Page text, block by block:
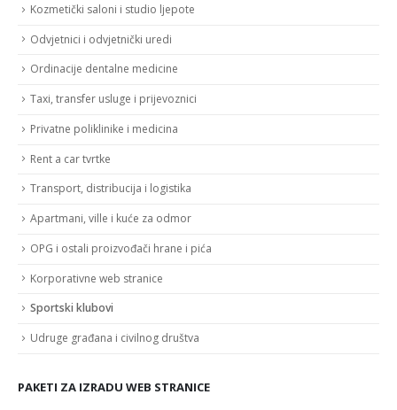
Kozmetički saloni i studio ljepote
Odvjetnici i odvjetnički uredi
Ordinacije dentalne medicine
Taxi, transfer usluge i prijevoznici
Privatne poliklinike i medicina
Rent a car tvrtke
Transport, distribucija i logistika
Apartmani, ville i kuće za odmor
OPG i ostali proizvođači hrane i pića
Korporativne web stranice
Sportski klubovi
Udruge građana i civilnog društva
PAKETI ZA IZRADU WEB STRANICE